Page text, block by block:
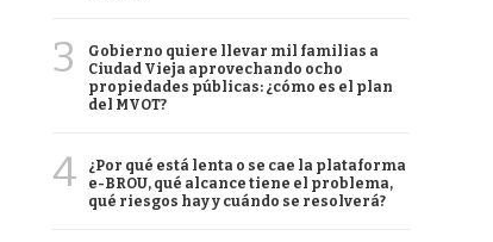
3
Gobierno quiere llevar mil familias a
Ciudad Vieja aprovechando ocho
propiedades públicas: ¿cómo es el plan
del MVOT?
4
¿Por qué está lenta o se cae la plataforma
e-BROU, qué alcance tiene el problema,
qué riesgos hay y cuándo se resolverá?